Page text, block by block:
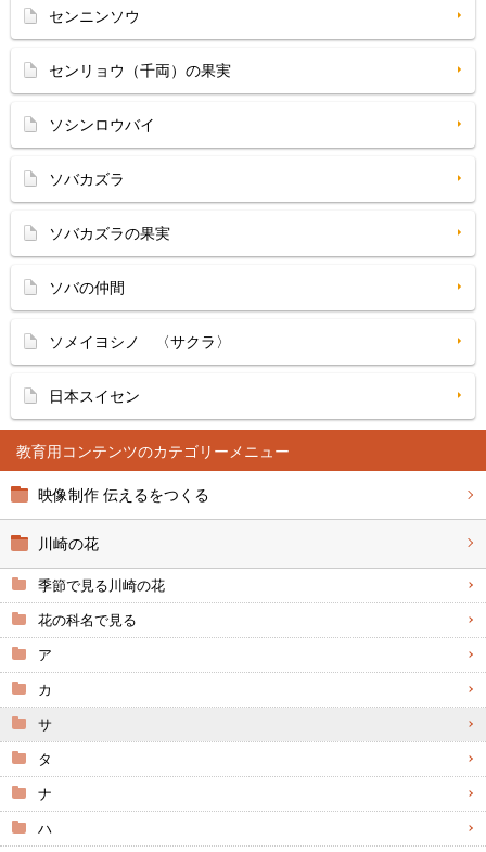
教育用コンテンツ
映像制作 伝えるをつくる
川崎の花
季節で見る川崎の花
花の科名で見る
ア
カ
サ
タ
ナ
ハ
センニンソウ
センリョウ（千両）の果実
ソシンロウバイ
ソバカズラ
ソバカズラの果実
ソバの仲間
ソメイヨシノ 〈サクラ〉
日本スイセン